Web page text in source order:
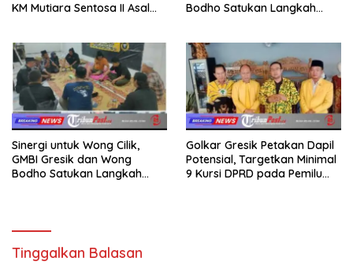
KM Mutiara Sentosa II Asal
Bodho Satukan Langkah
Sinergi untuk Wong Cilik,
GMBI Gresik dan Wong
Bodho Satukan Langkah
Golkar Gresik Petakan Dapil
Potensial, Targetkan Minimal
9 Kursi DPRD pada Pemilu
Tinggalkan Balasan